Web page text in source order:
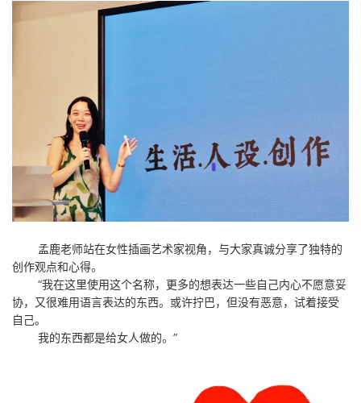
孟鹿老师站在女性插画艺术家视角，与大家真诚分享了独特的
创作观点和心得。
“我在这里使用这个名称，更多的想表达一些自己内心不愿意妥
协，又很难用语言表达的东西。或许拧巴，但没有恶意，试着接受
自己。
我的东西都是给女人做的。”